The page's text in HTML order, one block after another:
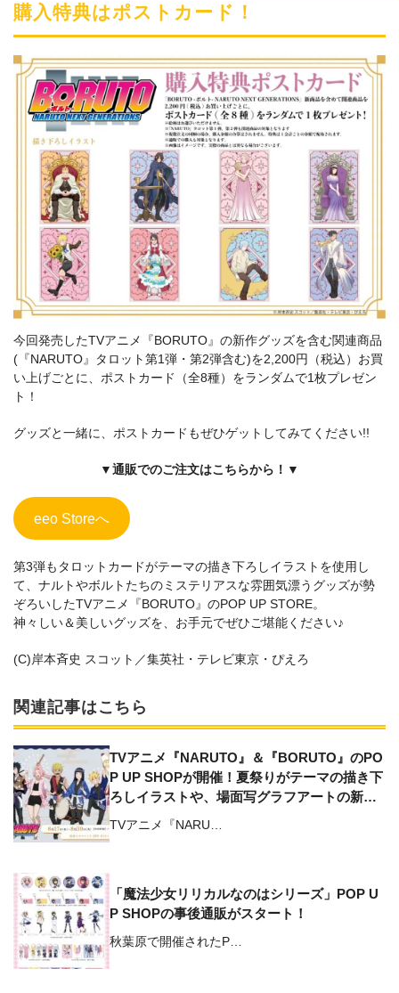
購入特典はポストカード！
今回発売したTVアニメ『BORUTO』の新作グッズを含む関連商品
(『NARUTO』タロット第1弾・第2弾含む)を2,200円（税込）お買
い上げごとに、ポストカード（全8種）をランダムで1枚プレゼン
ト！
グッズと一緒に、ポストカードもぜひゲットしてみてください!!
▼通販でのご注文はこちらから！▼
eeo Storeへ
第3弾もタロットカードがテーマの描き下ろしイラストを使用し
て、ナルトやボルトたちのミステリアスな雰囲気漂うグッズが勢
ぞろいしたTVアニメ『BORUTO』のPOP UP STORE。
神々しい＆美しいグッズを、お手元でぜひご堪能ください♪
(C)岸本斉史 スコット／集英社・テレビ東京・ぴえろ
関連記事はこちら
TVアニメ『NARUTO』＆『BORUTO』のPO
P UP SHOPが開催！夏祭りがテーマの描き下
ろしイラストや、場面写グラフアートの新作
グッズが登場
TVアニメ『NARU…
「魔法少女リリカルなのはシリーズ」POP U
P SHOPの事後通販がスタート！
秋葉原で開催されたP…